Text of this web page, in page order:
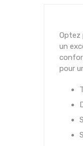
Optez
un
pour